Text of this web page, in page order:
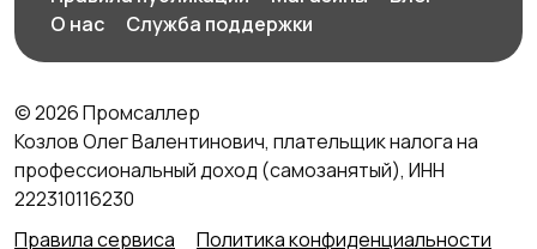
О нас
Служба поддержки
© 2026 Промсаллер
Козлов Олег Валентинович, плательщик налога на
профессиональный доход (самозанятый), ИНН
222310116230
Правила сервиса
Политика конфиденциальности